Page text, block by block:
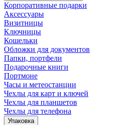
Корпоративные подарки
Аксессуары
Визитницы
Ключницы
Кошельки
Обложки для документов
Папки, портфели
Подарочные книги
Портмоне
Часы и метеостанции
Чехлы для карт и ключей
Чехлы для планшетов
Чехлы для телефона
Упаковка